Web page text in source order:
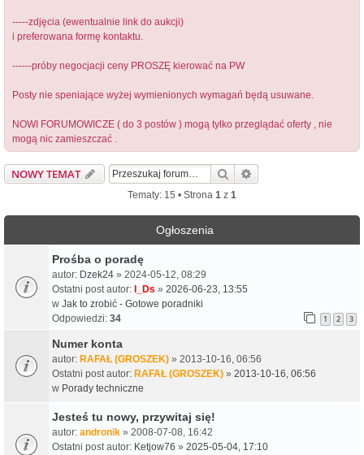
-----zdjęcia (ewentualnie link do aukcji)
i preferowana formę kontaktu.
------próby negocjacji ceny PROSZĘ kierować na PW
Posty nie speniające wyżej wymienionych wymagań będą usuwane.
NOWI FORUMOWICZE ( do 3 postów ) mogą tylko przeglądać oferty , nie
mogą nic zamieszczać .
NOWY TEMAT Szukaj
Tematy: 15 • Strona 1 z 1
Ogłoszenia
Prośba o poradę
autor: Dzek24 » 2024-05-12, 08:29
Ostatni post autor: I_Ds » 2026-06-23, 13:55
w Jak to zrobić - Gotowe poradniki
Odpowiedzi: 34 1 2 3
Numer konta
autor: RAFAŁ (GROSZEK) » 2013-10-16, 06:56
Ostatni post autor: RAFAŁ (GROSZEK) » 2013-10-16, 06:56
w Porady techniczne
Jesteś tu nowy, przywitaj się!
autor: andronik » 2008-07-08, 16:42
Ostatni post autor: Ketjow76 » 2025-05-04, 17:10